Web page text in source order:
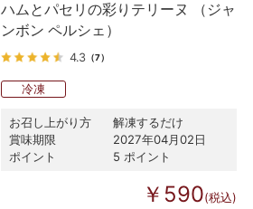
ハムとパセリの彩りテリーヌ （ジャ
ンボン ペルシェ）
4.3 （7）
冷凍
お召し上がり方
解凍するだけ
賞味期限
2027年04月02日
ポイント
5 ポイント
￥590(税込)